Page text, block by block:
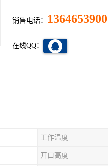
销售电话：
在线QQ：
工作温度
开口高度